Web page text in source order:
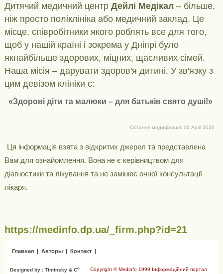
Дитячий медичний центр Дейлі Медікал– більше,
ніж просто поліклініка або медичний заклад. Це
місце, співробітники якого роблять все для того,
щоб у нашій країні і зокрема у Дніпрі було
якнайбільше здорових, міцних, щасливих сімей.
Наша місія – дарувати здоров'я дитині. У зв'язку з
цим девізом клініки є:
«Здорові діти та малюки – для батьків свято душі!»
Остання модифікація: 16 April 2026
Ця інформація взята з відкритих джерел та представлена ​​
Вам для ознайомлення. Вона не є керівництвом для
діагностики та лікування та не замінює очної консультації
лікаря.
https://medinfo.dp.ua/_firm.php?id=21
Главная | Авторы | Контакт |
Copyright © Medinfo 1999 Інформаційний портал
Designed by : Timinsky & Co